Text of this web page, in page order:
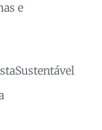
e